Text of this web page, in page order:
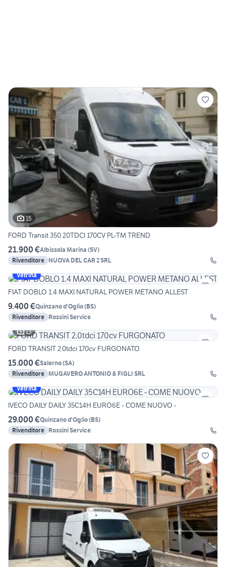
15
FORD Transit 350 20TDCI 170CV PL-TM TREND
21.900 €Albissola Marina (SV)
Rivenditore NUOVA DEL CAR 2 SRL
Vetrina
FIAT DOBLO 1.4 MAXI NATURAL POWER METANO ALLEST
9.400 €Quinzano d'Oglio(BS)
Rivenditore Rossini Service
13
FORD TRANSIT 2.0tdci 170cv FURGONATO
15.000 €Salerno(SA)
Rivenditore MUGAVERO ANTONIO & FIGLI SRL
Vetrina
IVECO DAILY DAILY 35C14H EURO6E - COME NUOVO -
29.000 €Quinzano d'Oglio(BS)
Rivenditore Rossini Service